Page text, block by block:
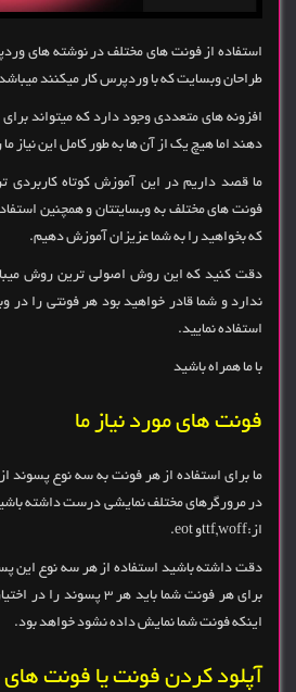
استفاده از فونت های مختلف در نوشته های
طراحان وبسایت که با وردپرس کار میکنند
افزونه های متعددی وجود دارد که میتواند
دهند اما هیچ یک از آن ها به طور کامل این نیاز
ما قصد داریم در این آموزش کوتاه کاربردی
فونت های مختلف به وبسایتتان و همچنین
که بخواهید را به شما عزیزان آموزش دهیم.
دقت کنید که این روش اصولی ترین روش
ندارد و شما قادر خواهید بود هر فونتی را در
استفاده نمایید.
با ما همراه باشید
فونت های مورد نیاز ما
ما برای استفاده از هر فونت به سه نوع پسوند
در مرورگرهای مختلف نمایشی درست داشته
از:ttf,woffو eot.
دقت داشته باشید استفاده از هر سه نوع این
برای هر فونت شما باید هر 3
اینکه فونت شما نمایش داده نشود خواهد بود.
آپلود کردن فونت یا فونت های